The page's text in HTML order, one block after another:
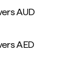
AUD
AED